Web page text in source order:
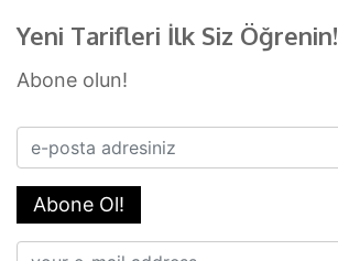
Yeni Tarifleri İlk Siz Öğrenin!
Abone olun!
Abone Ol!